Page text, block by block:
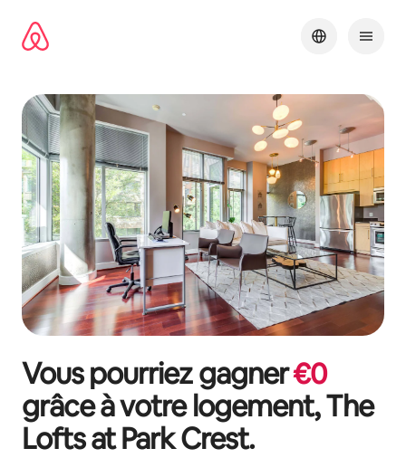
directement
Vous pourriez gagner€0
grâce à votre logement,The
Lofts at Park Crest.